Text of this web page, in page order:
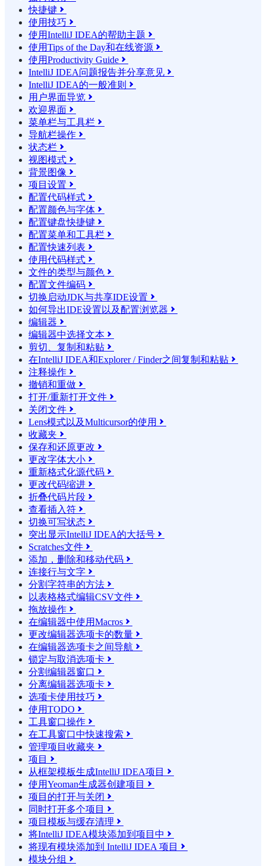
快捷键 
使用技巧 
使用IntelliJ IDEA的帮助主题 
使用Tips of the Day和在线资源 
使用Productivity Guide 
IntelliJ IDEA问题报告并分享意见 
IntelliJ IDEA的一般准则 
用户界面导览 
欢迎界面 
菜单栏与工具栏 
导航栏操作 
状态栏 
视图模式 
背景图像 
项目设置 
配置代码样式 
配置颜色与字体 
配置键盘快捷键 
配置菜单和工具栏 
配置快速列表 
使用代码样式 
文件的类型与颜色 
配置文件编码 
切换启动JDK与共享IDE设置 
如何导出IDE设置以及配置浏览器 
编辑器 
编辑器中选择文本 
剪切、复制和粘贴 
在IntelliJ IDEA和Explorer / Finder之间复制和粘贴 
注释操作 
撤销和重做 
打开/重新打开文件 
关闭文件 
Lens模式以及Multicursor的使用 
收藏夹 
保存和还原更改 
更改字体大小 
重新格式化源代码 
更改代码缩进 
折叠代码片段 
查看插入符 
切换可写状态 
突出显示IntelliJ IDEA的大括号 
Scratches文件 
添加，删除和移动代码 
连接行与文字 
分割字符串的方法 
以表格格式编辑CSV文件 
拖放操作 
在编辑器中使用Macros 
更改编辑器选项卡的数量 
在编辑器选项卡之间导航 
锁定与取消选项卡 
分割编辑器窗口 
分离编辑器选项卡 
选项卡使用技巧 
使用TODO 
工具窗口操作 
在工具窗口中快速搜索 
管理项目收藏夹 
项目 
从框架模板生成IntelliJ IDEA项目 
使用Yeoman生成器创建项目 
项目的打开与关闭 
同时打开多个项目 
项目模板与缓存清理 
将IntelliJ IDEA模块添加到项目中 
将现有模块添加到 IntelliJ IDEA 项目 
模块分组 